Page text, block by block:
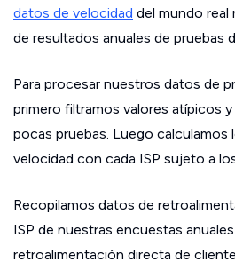
datos de velocidad del mundo real
de resultados anuales de pruebas
Para procesar nuestros datos de
primero filtramos valores atípicos
pocas pruebas. Luego calculamos
velocidad con cada ISP sujeto a
Recopilamos datos de
ISP de nuestras encuestas
retroalimentación directa de